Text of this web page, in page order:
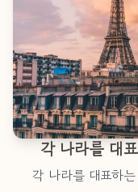
각 나라를 대
각 나라를 대표하